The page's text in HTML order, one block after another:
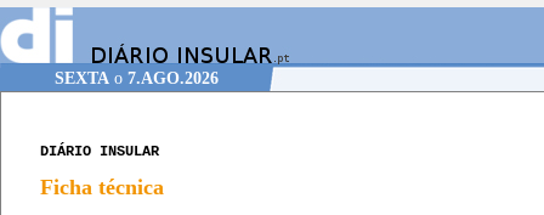
SEXTA o 7.AGO.2026
DIÁRIO INSULAR
Ficha técnica